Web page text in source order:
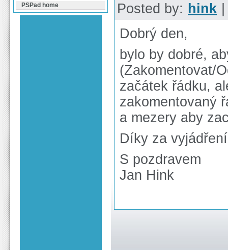
Posted by: hink
Dobrý den,
bylo by dobré,
(Zakomentovat/
začátek řádku,
zakomentovaný
a mezery aby
Díky za
S pozdravem
Jan Hink
PSPad home